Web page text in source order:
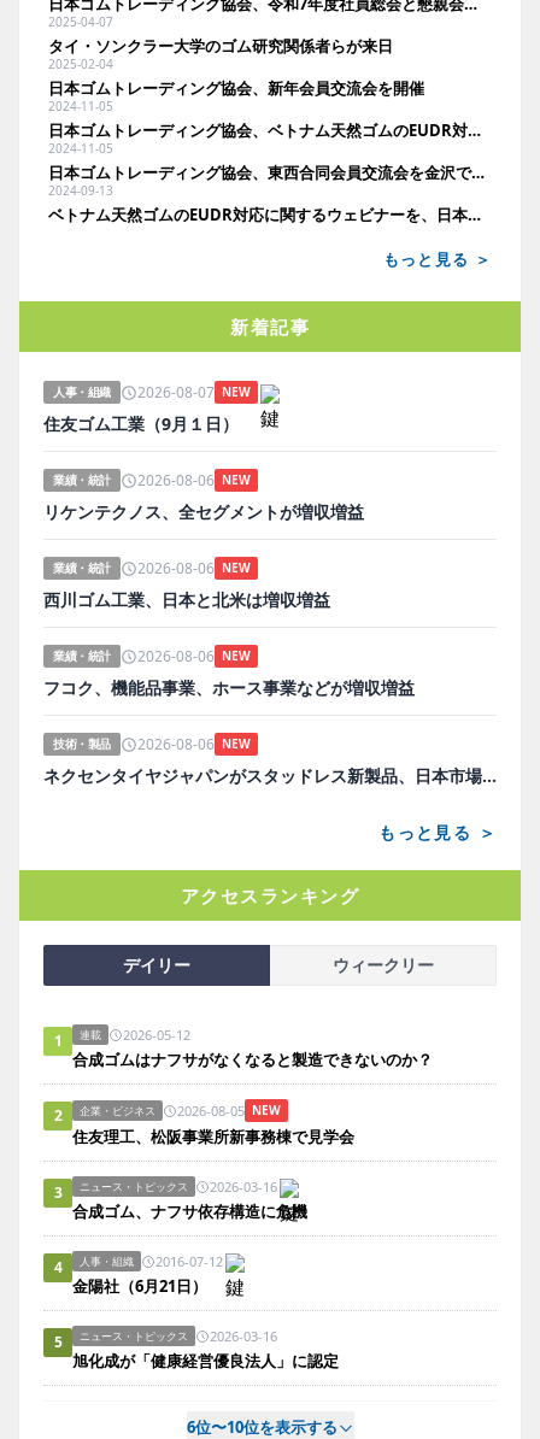
2025-04-07
タイ・ソンクラー大学のゴム研究関係者らが来日
2025-02-04
日本ゴムトレーディング協会、新年会員交流会を開催
2024-11-05
日本ゴムトレーディング協会、ベトナム天然ゴムのEUDR対応についてセミナー開催
2024-11-05
日本ゴムトレーディング協会、東西合同会員交流会を金沢で開催
2024-09-13
ベトナム天然ゴムのEUDR対応に関するウェビナーを、日本ゴムトレーディング協会が開催
もっと見る ＞
新着記事
人事・組織 2026-08-07 NEW
住友ゴム工業（9月１日）
業績・統計 2026-08-06 NEW
リケンテクノス、全セグメントが増収増益
業績・統計 2026-08-06 NEW
西川ゴム工業、日本と北米は増収増益
業績・統計 2026-08-06 NEW
フコク、機能品事業、ホース事業などが増収増益
技術・製品 2026-08-06 NEW
ネクセンタイヤジャパンがスタッドレス新製品、日本市場にらみ開発
もっと見る ＞
アクセスランキング
デイリー ウィークリー
1 連載 2026-05-12
合成ゴムはナフサがなくなると製造できないのか？
2 企業・ビジネス 2026-08-05 NEW
住友理工、松阪事業所新事務棟で見学会
3 ニュース・トピックス 2026-03-16
合成ゴム、ナフサ依存構造に危機
4 人事・組織 2016-07-12
金陽社（6月21日）
5 ニュース・トピックス 2026-03-16
旭化成が「健康経営優良法人」に認定
6位〜10位を表示する